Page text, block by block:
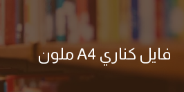
فايل كناري A4 ملون